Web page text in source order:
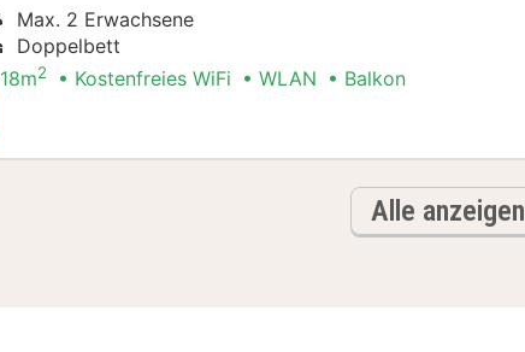
Max. 2 Erwachsene
Doppelbett
18m2 Kostenfreies WiFi WLAN Balkon
Alle anzeigen